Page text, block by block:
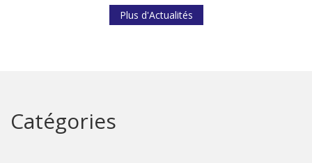
Plus d'Actualités
Catégories